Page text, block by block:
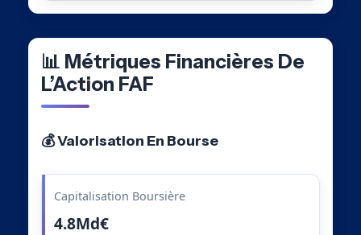
📊 Métriques Financières De
L’Action FAF
💰 Valorisation En Bourse
Capitalisation Boursière
4.8Md€